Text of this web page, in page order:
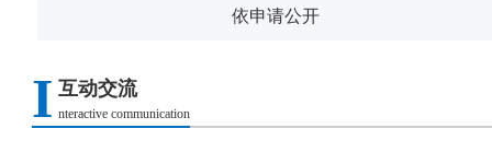
依申请公开
I 互动交流
nteractive communication